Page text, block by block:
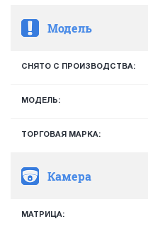
Модель
СНЯТО С ПРОИЗВОДСТВА:
МОДЕЛЬ:
ТОРГОВАЯ МАРКА:
Камера
МАТРИЦА: